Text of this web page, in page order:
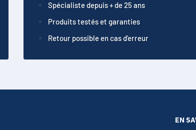
Spécialiste depuis + de 25 ans
Produits testés et garanties
Retour possible en cas d'erreur
EN